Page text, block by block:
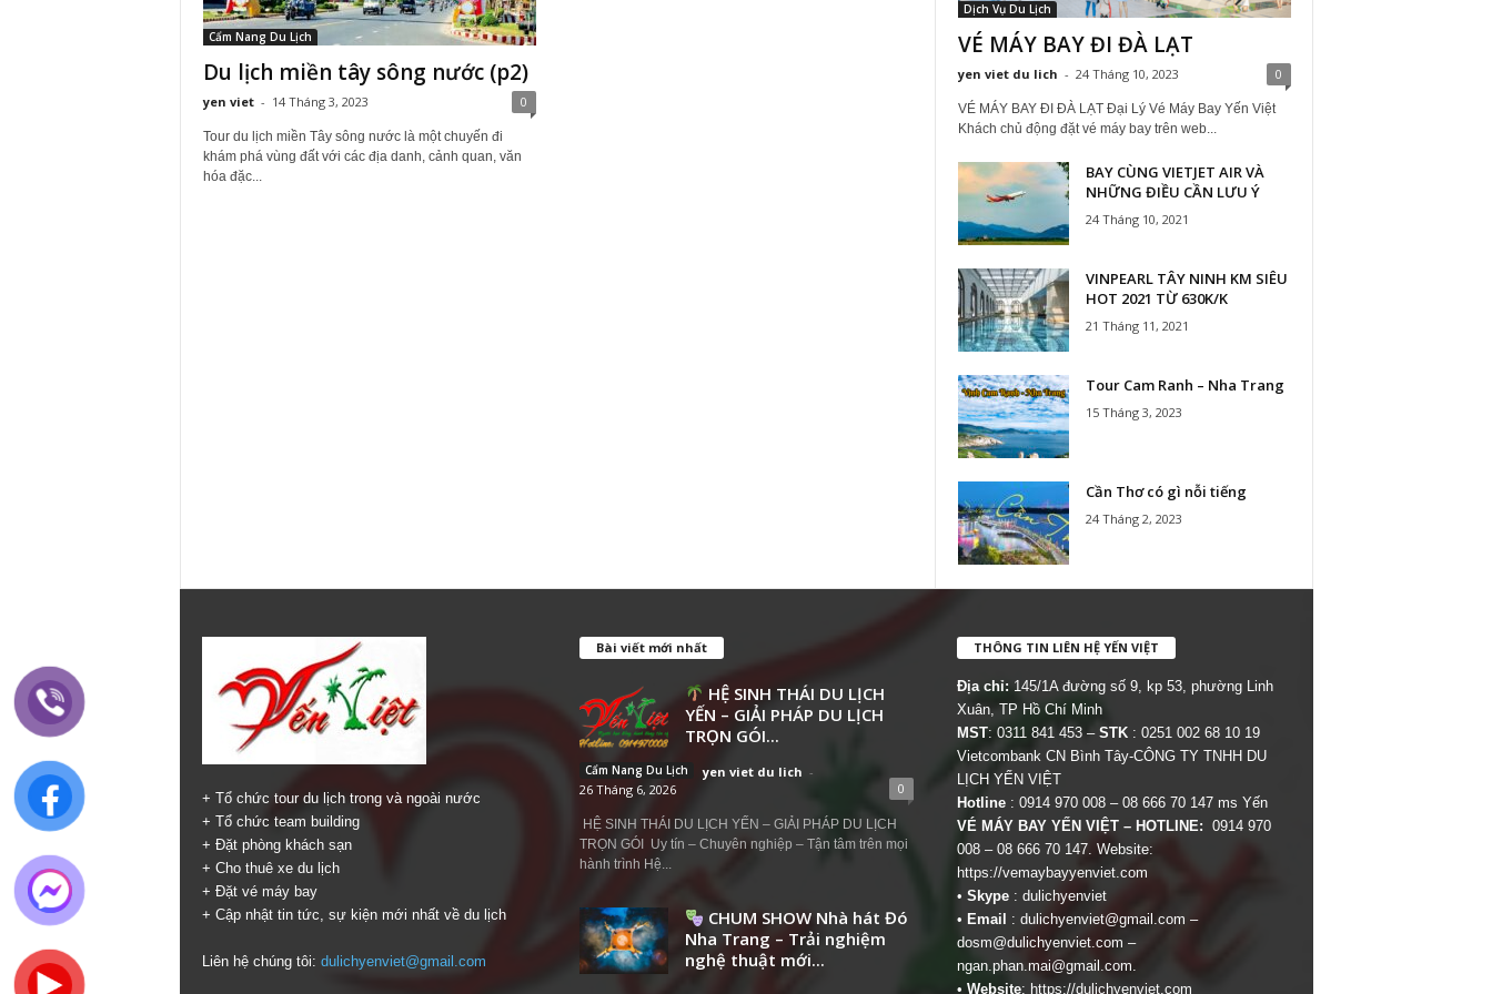
Cẩm Nang Du Lịch
Du lịch miền tây sông nước (p2)
yen viet - 14 Tháng 3, 2023 0
Tour du lịch miền Tây sông nước là một chuyến đi
khám phá vùng đất với các địa danh, cảnh quan, văn
hóa đặc...
Dịch Vụ Du Lịch
VÉ MÁY BAY ĐI ĐÀ LẠT
yen viet du lich - 24 Tháng 10, 2023 0
VÉ MÁY BAY ĐI ĐÀ LẠT Đại Lý Vé Máy Bay Yến Việt
Khách chủ động đặt vé máy bay trên web...
BAY CÙNG VIETJET AIR VÀ
NHỮNG ĐIỀU CẦN LƯU Ý
24 Tháng 10, 2021
VINPEARL TÂY NINH KM SIÊU
HOT 2021 TỪ 630K/K
21 Tháng 11, 2021
Tour Cam Ranh – Nha Trang
15 Tháng 3, 2023
Cần Thơ có gì nỗi tiếng
24 Tháng 2, 2023
+ Tổ chức tour du lịch trong và ngoài nước
+ Tổ chức team building
+ Đặt phòng khách sạn
+ Cho thuê xe du lịch
+ Đặt vé máy bay
+ Cập nhật tin tức, sự kiện mới nhất về du lịch
Liên hệ chúng tôi: dulichyenviet@gmail.com
Bài viết mới nhất
HỆ SINH THÁI DU LỊCH
YẾN – GIẢI PHÁP DU LỊCH
TRỌN GÓI...
Cẩm Nang Du Lịch yen viet du lich -
26 Tháng 6, 2026
0
HỆ SINH THÁI DU LỊCH YẾN – GIẢI PHÁP DU LỊCH
TRỌN GÓI Uy tín – Chuyên nghiệp – Tận tâm trên mọi
hành trình Hệ...
CHUM SHOW Nhà hát Đó
Nha Trang – Trải nghiệm
nghệ thuật mới...
THÔNG TIN LIÊN HỆ YẾN VIỆT
Địa chỉ: 145/1A đường số 9, kp 53, phường Linh
Xuân, TP Hồ Chí Minh
MST: 0311 841 453 – STK: 0251 002 68 10 19
Vietcombank CN Bình Tây-CÔNG TY TNHH DU
LỊCH YẾN VIỆT
Hotline : 0914 970 008 – 08 666 70 147 ms Yến
VÉ MÁY BAY YẾN VIỆT – HOTLINE: 0914 970
008 – 08 666 70 147. Website:
https://vemaybayyenviet.com
• Skype: dulichyenviet
• Email : dulichyenviet@gmail.com –
dosm@dulichyenviet.com –
ngan.phan.mai@gmail.com
• Website: https://dulichyenviet.com